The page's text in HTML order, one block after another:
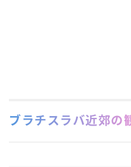
ブラチスラバ近郊の